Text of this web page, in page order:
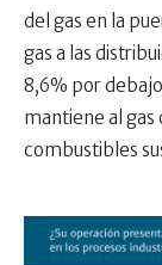
del gas en la
gas a las
8,6% por
mantiene al
combustibles